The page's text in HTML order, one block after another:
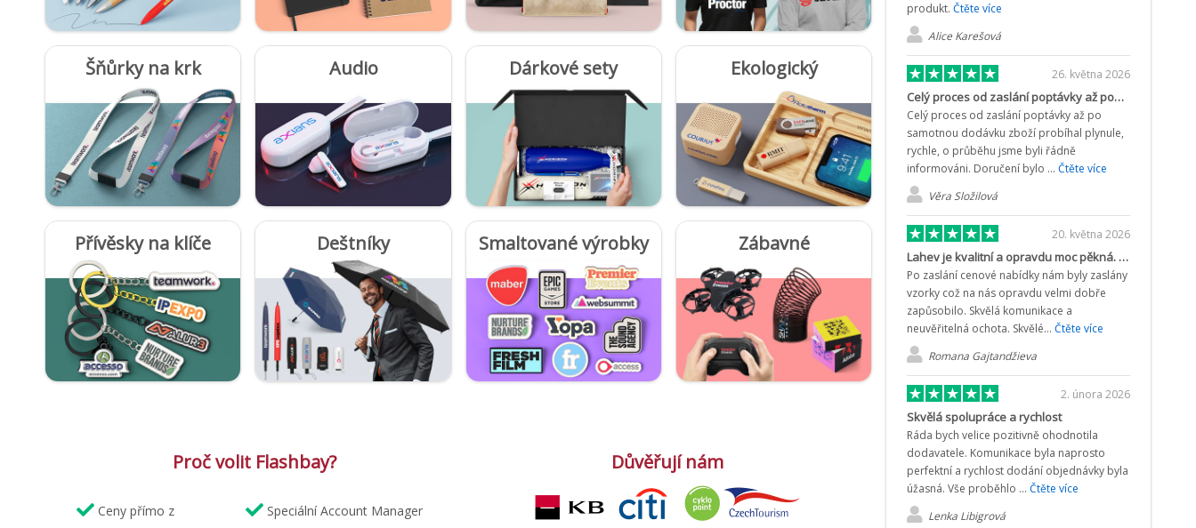
Šňůrky na krk Audio Dárkové sety Ekologický
Přívěsky na klíče Deštníky Smaltované výrobky Zábavné
Proč volit Flashbay?
Ceny přímo z
Speciální Account Manager
Důvěřují nám
produkt.Čtěte více
Alice Karešová
26. května 2026
Celý proces od zaslání poptávky až po…
Celý proces od zaslání poptávky až po
samotnou dodávku zboží probíhal plynule,
rychle, o průběhu jsme byli řádně
informováni. Doručení bylo ...Čtěte více
Věra Složilová
20. května 2026
Lahev je kvalitní a opravdu moc pěkná. Zpracování
Po zaslání cenové nabídky nám byly zaslány
vzorky což na nás opravdu velmi dobře
zapůsobilo. Skvělá komunikace a
neuvěřitelná ochota. Skvělé...Čtěte více
Romana Gajtandžieva
2. února 2026
Skvělá spolupráce a rychlost
Ráda bych velice pozitivně ohodnotila
dodavatele. Komunikace byla naprosto
perfektní a rychlost dodání objednávky byla
úžasná. Vše proběhlo ...Čtěte více
Lenka Libigrová